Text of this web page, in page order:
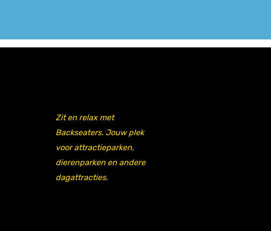
Zit en relax met
Backseaters. Jouw plek
voor attractieparken,
dierenparken en andere
dagattracties.